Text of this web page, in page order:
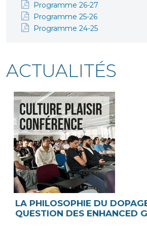
Programme 26-27
Programme 25-26
Programme 24-25
ACTUALITÉS
LA PHILOSOPHIE DU
QUESTION DES ENHANCED